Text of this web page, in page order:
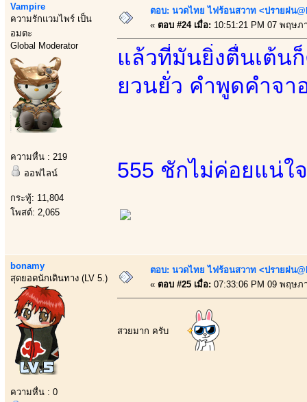
Vampire
ความรักแวมไพร์ เป็น
อมตะ
Global Moderator
ความหื่น : 219
ออฟไลน์
กระทู้: 11,804
โพสต์: 2,065
ตอบ: นวดไทย ไฟร้อนสวาท <ปรายฝน
« ตอบ #24 เมื่อ: 10:51:21 PM 07 พฤษภ
แล้วที่มันยิ่งตื่นเต้น
ยวนยั่ว คำพูดคำจ
555 ชักไม่ค่อยแน่ใ
bonamy
สุดยอดนักเดินทาง (LV 5.)
ความหื่น : 0
ตอบ: นวดไทย ไฟร้อนสวาท <ปรายฝน
« ตอบ #25 เมื่อ: 07:33:06 PM 09 พฤษภ
สวยมาก ครับ